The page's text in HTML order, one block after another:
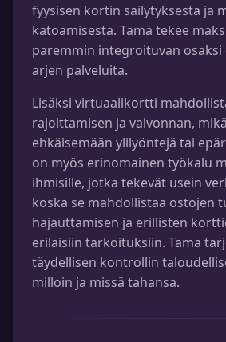
fyysisen kortin säilytyksestä ja
katoamisesta. Tämä tekee
paremmin integroituvan
arjen palveluita.
Lisäksi virtuaalikortti
rajoittamisen ja valvonnan,
ehkäisemään ylilyöntejä tai
on myös erinomainen työkalu
ihmisille, jotka tekevät usein
koska se mahdollistaa ostojen
hajauttamisen ja erillisten
erilaisiin tarkoituksiin. Tämä
täydellisen kontrollin
milloin ja missä tahansa.